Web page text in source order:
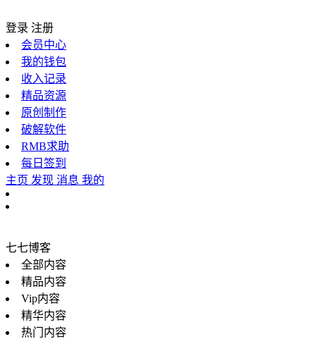
登录 注册
会员中心
我的钱包
收入记录
精品资源
原创制作
破解软件
RMB求助
每日签到
主页 发现 消息 我的
七七博客
全部内容
精品内容
Vip内容
精华内容
热门内容